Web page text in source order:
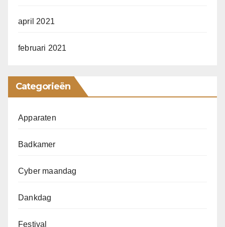
april 2021
februari 2021
Categorieën
Apparaten
Badkamer
Cyber maandag
Dankdag
Festival